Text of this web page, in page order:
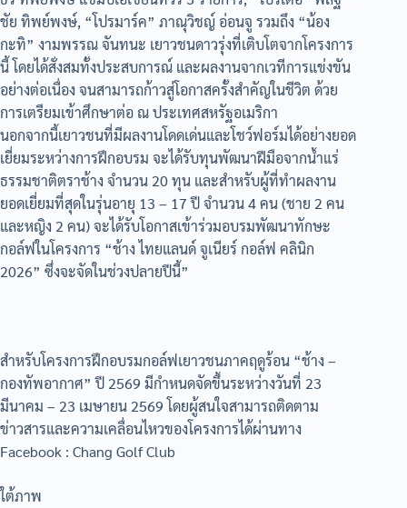
ชัย ทิพย์พงษ์, “โปรมาร์ค” ภาณุวิชญ์ อ่อนจู รวมถึง “น้อง
กะทิ” งามพรรณ จันทนะ เยาวชนดาวรุ่งที่เติบโตจากโครงการ
นี้ โดยได้สั่งสมทั้งประสบการณ์ และผลงานจากเวทีการแข่งขัน
อย่างต่อเนื่อง จนสามารถก้าวสู่โอกาสครั้งสำคัญในชีวิต ด้วย
การเตรียมเข้าศึกษาต่อ ณ ประเทศสหรัฐอเมริกา
นอกจากนี้เยาวชนที่มีผลงานโดดเด่นและโชว์ฟอร์มได้อย่างยอด
เยี่ยมระหว่างการฝึกอบรม จะได้รับทุนพัฒนาฝีมือจากน้ำแร่
ธรรมชาติตราช้าง จำนวน 20 ทุน และสำหรับผู้ที่ทำผลงาน
ยอดเยี่ยมที่สุดในรุ่นอายุ 13 – 17 ปี จำนวน 4 คน (ชาย 2 คน
และหญิง 2 คน) จะได้รับโอกาสเข้าร่วมอบรมพัฒนาทักษะ
กอล์ฟในโครงการ “ช้าง ไทยแลนด์ จูเนียร์ กอล์ฟ คลินิก
2026” ซึ่งจะจัดในช่วงปลายปีนี้”
สำหรับโครงการฝึกอบรมกอล์ฟเยาวชนภาคฤดูร้อน “ช้าง –
กองทัพอากาศ” ปี 2569 มีกำหนดจัดขึ้นระหว่างวันที่ 23
มีนาคม – 23 เมษายน 2569 โดยผู้สนใจสามารถติดตาม
ข่าวสารและความเคลื่อนไหวของโครงการได้ผ่านทาง
Facebook : Chang Golf Club
ใต้ภาพ